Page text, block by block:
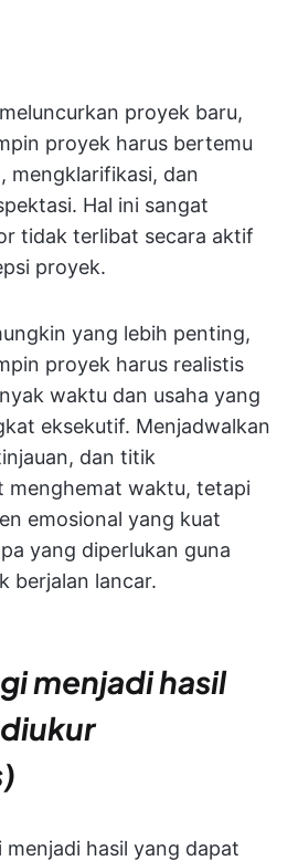
proyek baru,
proyek harus bertemu
mengklarifikasi, dan
Hal ini sangat
tidak terlibat secara aktif
proyek.
yang lebih penting,
proyek harus realistis
waktu dan usaha yang
eksekutif. Menjadwalkan
dan titik
menghemat waktu, tetapi
emosional yang kuat
yang diperlukan guna
berjalan lancar.
menjadi hasil
hasil yang dapat